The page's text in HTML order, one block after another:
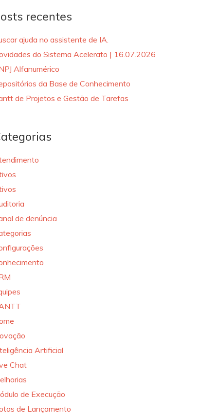
recentes
ajuda no assistente de IA.
do Sistema Acelerato | 16.07.2026
Alfanumérico
da Base de Conhecimento
de Projetos e Gestão de Tarefas
de denúncia
Artificial
Chat
de Execução
de Lançamento